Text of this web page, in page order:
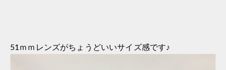
51ｍｍレンズがちょうどいいサイズ感です♪